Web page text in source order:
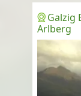
Galzig
Arlberg